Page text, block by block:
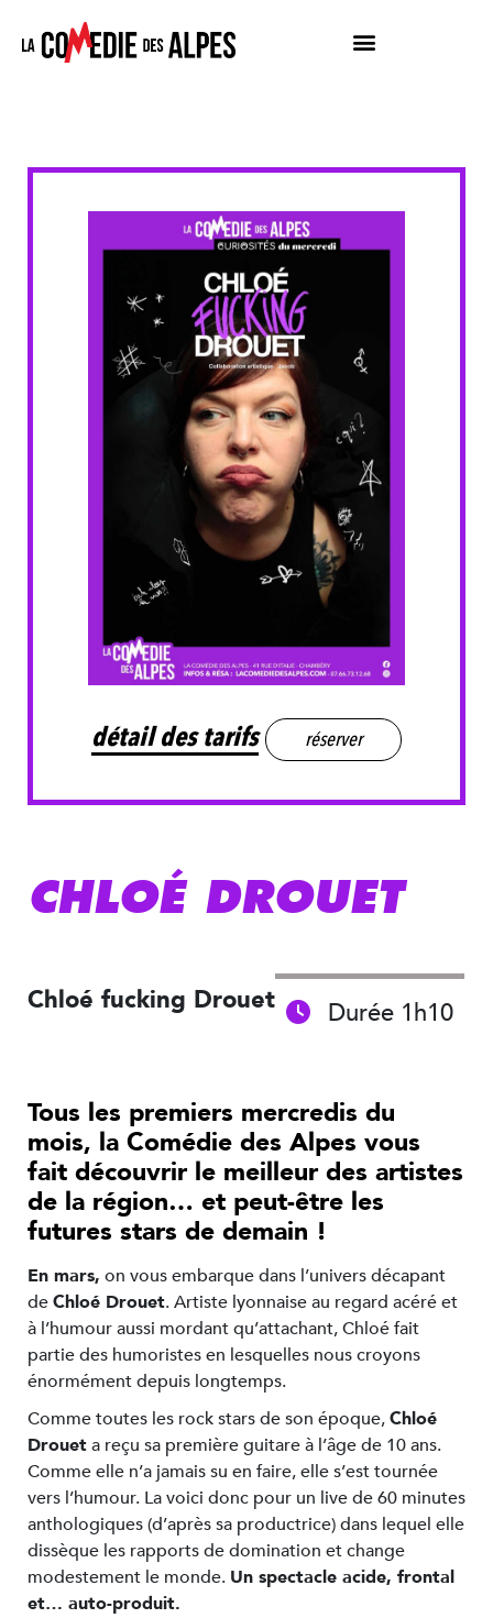
détail des tarifs réserver
CHLOÉ DROUET
Chloé fucking Drouet Durée 1h10
Tous les premiers mercredis du
mois, la Comédie des Alpes vous
fait découvrir le meilleur des artistes
de la région… et peut-être les
futures stars de demain !
En mars, on vous embarque dans l’univers décapant
deChloé Drouet. Artiste lyonnaise au regard acéré et
à l’humour aussi mordant qu’attachant, Chloé fait
partie des humoristes en lesquelles nous croyons
énormément depuis longtemps.
Comme toutes les rock stars de son époque,Chloé
Droueta reçu sa première guitare à l’âge de 10 ans.
Comme elle n’a jamais su en faire, elle s’est tournée
vers l’humour. La voici donc pour un live de 60 minutes
anthologiques (d’après sa productrice) dans lequel elle
dissèque les rapports de domination et change
modestement le monde. Un spectacle acide, frontal
et… auto-produit.